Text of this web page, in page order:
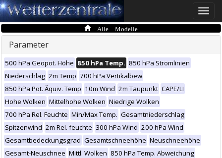
Toggle
Alle Modelle
Parameter
500 hPa Geopot. Höhe 850 hPa Temp. 850 hPa Stromlinien
Niederschlag 2m Temp 700 hPa Vertikalbew
850 hPa Pot. Äquiv. Temp 10m Wind 2m Taupunkt CAPE/LI
Hohe Wolken Mittelhohe Wolken Niedrige Wolken
700 hPa Rel. Feuchte Min/Max Temp. Gesamtniederschlag
Spitzenwind 2m Rel. feuchte 300 hPa Wind 200 hPa Wind
Gesamtbedeckungsgrad Gesamtschneehöhe Neuschneehöhe
Gesamt-Neuschnee Mittl. Wolken 850 hPa Temp. Abweichung